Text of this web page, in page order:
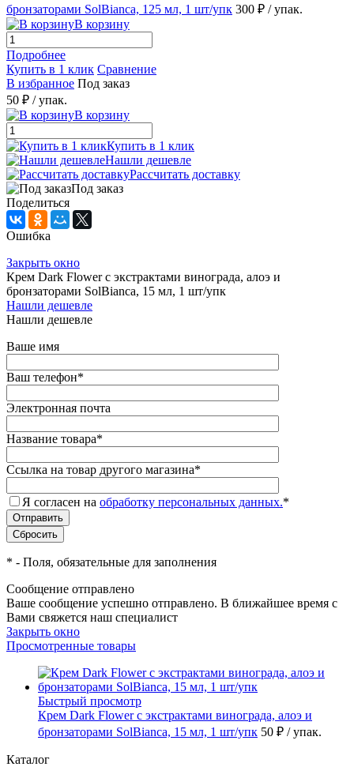
бронзаторами SolBianca, 125 мл, 1 шт/упк 300 ₽ / упак.
В корзину
Подробнее
Купить в 1 клик Сравнение
В избранное Под заказ
50 ₽ / упак.
В корзину
Купить в 1 клик
Нашли дешевле
Рассчитать доставку
Под заказ
Поделиться
Ошибка
Закрыть окно
Крем Dark Flower с экстрактами винограда, алоэ и
бронзаторами SolBianca, 15 мл, 1 шт/упк
Нашли дешевле
Нашли дешевле
Ваше имя
Ваш телефон*
Электронная почта
Название товара*
Ссылка на товар другого магазина*
Я согласен на обработку персональных данных.*
* - Поля, обязательные для заполнения
Сообщение отправлено
Ваше сообщение успешно отправлено. В ближайшее время с
Вами свяжется наш специалист
Закрыть окно
Просмотренные товары
Быстрый просмотр
Крем Dark Flower с экстрактами винограда, алоэ и
бронзаторами SolBianca, 15 мл, 1 шт/упк 50 ₽ / упак.
Каталог